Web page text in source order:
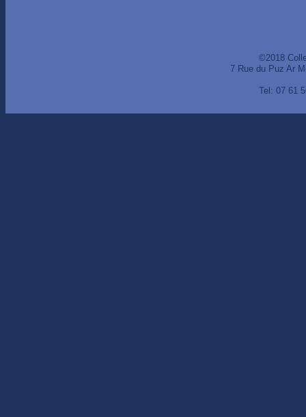
©2018
7 Rue du Puz Ar
Tel: 07 61